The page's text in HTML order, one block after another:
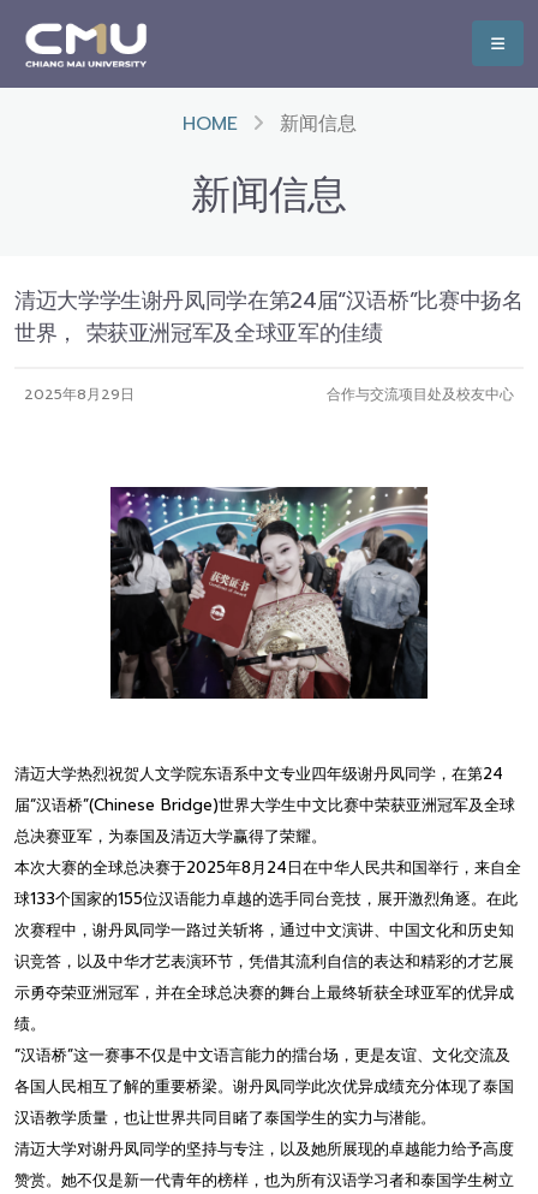
HOME 新闻信息
新闻信息
清迈大学学生谢丹凤同学在第24届“汉语桥”比赛中扬名
世界， 荣获亚洲冠军及全球亚军的佳绩
2025年8月29日 合作与交流项目处及校友中心
清迈大学热烈祝贺人文学院东语系中文专业四年级谢丹凤同学，在第24
届“汉语桥”(Chinese Bridge)世界大学生中文比赛中荣获亚洲冠军及全球
总决赛亚军，为泰国及清迈大学赢得了荣耀。
本次大赛的全球总决赛于2025年8月24日在中华人民共和国举行，来自全
球133个国家的155位汉语能力卓越的选手同台竞技，展开激烈角逐。在此
次赛程中，谢丹凤同学一路过关斩将，通过中文演讲、中国文化和历史知
识竞答，以及中华才艺表演环节，凭借其流利自信的表达和精彩的才艺展
示勇夺荣亚洲冠军，并在全球总决赛的舞台上最终斩获全球亚军的优异成
绩。
“汉语桥”这一赛事不仅是中文语言能力的擂台场，更是友谊、文化交流及
各国人民相互了解的重要桥梁。谢丹凤同学此次优异成绩充分体现了泰国
汉语教学质量，也让世界共同目睹了泰国学生的实力与潜能。
清迈大学对谢丹凤同学的坚持与专注，以及她所展现的卓越能力给予高度
赞赏。她不仅是新一代青年的榜样，也为所有汉语学习者和泰国学生树立